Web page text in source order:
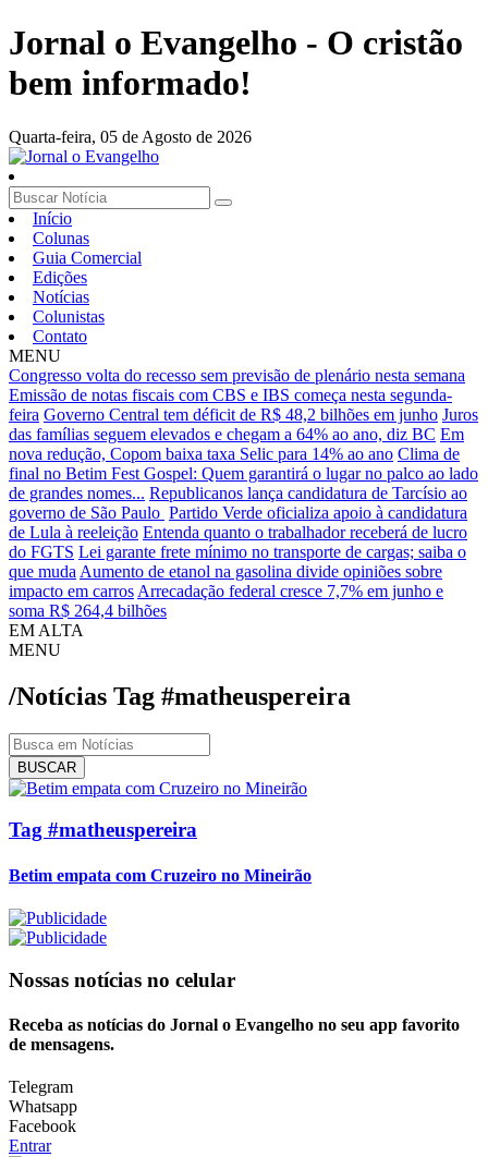
Jornal o Evangelho - O cristão
bem informado!
Quarta-feira, 05 de Agosto de 2026
Início
Colunas
Guia Comercial
Edições
Notícias
Colunistas
Contato
MENU
Congresso volta do recesso sem previsão de plenário nesta semana
Emissão de notas fiscais com CBS e IBS começa nesta segunda-
feira Governo Central tem déficit de R$ 48,2 bilhões em junho Juros
das famílias seguem elevados e chegam a 64% ao ano, diz BC Em
nova redução, Copom baixa taxa Selic para 14% ao ano Clima de
final no Betim Fest Gospel: Quem garantirá o lugar no palco ao lado
de grandes nomes... Republicanos lança candidatura de Tarcísio ao
governo de São Paulo Partido Verde oficializa apoio à candidatura
de Lula à reeleição Entenda quanto o trabalhador receberá de lucro
do FGTS Lei garante frete mínimo no transporte de cargas; saiba o
que muda Aumento de etanol na gasolina divide opiniões sobre
impacto em carros Arrecadação federal cresce 7,7% em junho e
soma R$ 264,4 bilhões
EM ALTA
MENU
/Notícias Tag #matheuspereira
BUSCAR
Tag #matheuspereira
Betim empata com Cruzeiro no Mineirão
Nossas notícias no celular
Receba as notícias do Jornal o Evangelho no seu app favorito
de mensagens.
Telegram
Whatsapp
Facebook
Entrar